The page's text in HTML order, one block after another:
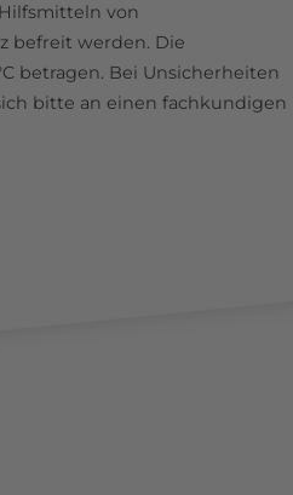
von
befreit werden. Die
betragen. Bei Unsicherheiten
bitte an einen fachkundigen